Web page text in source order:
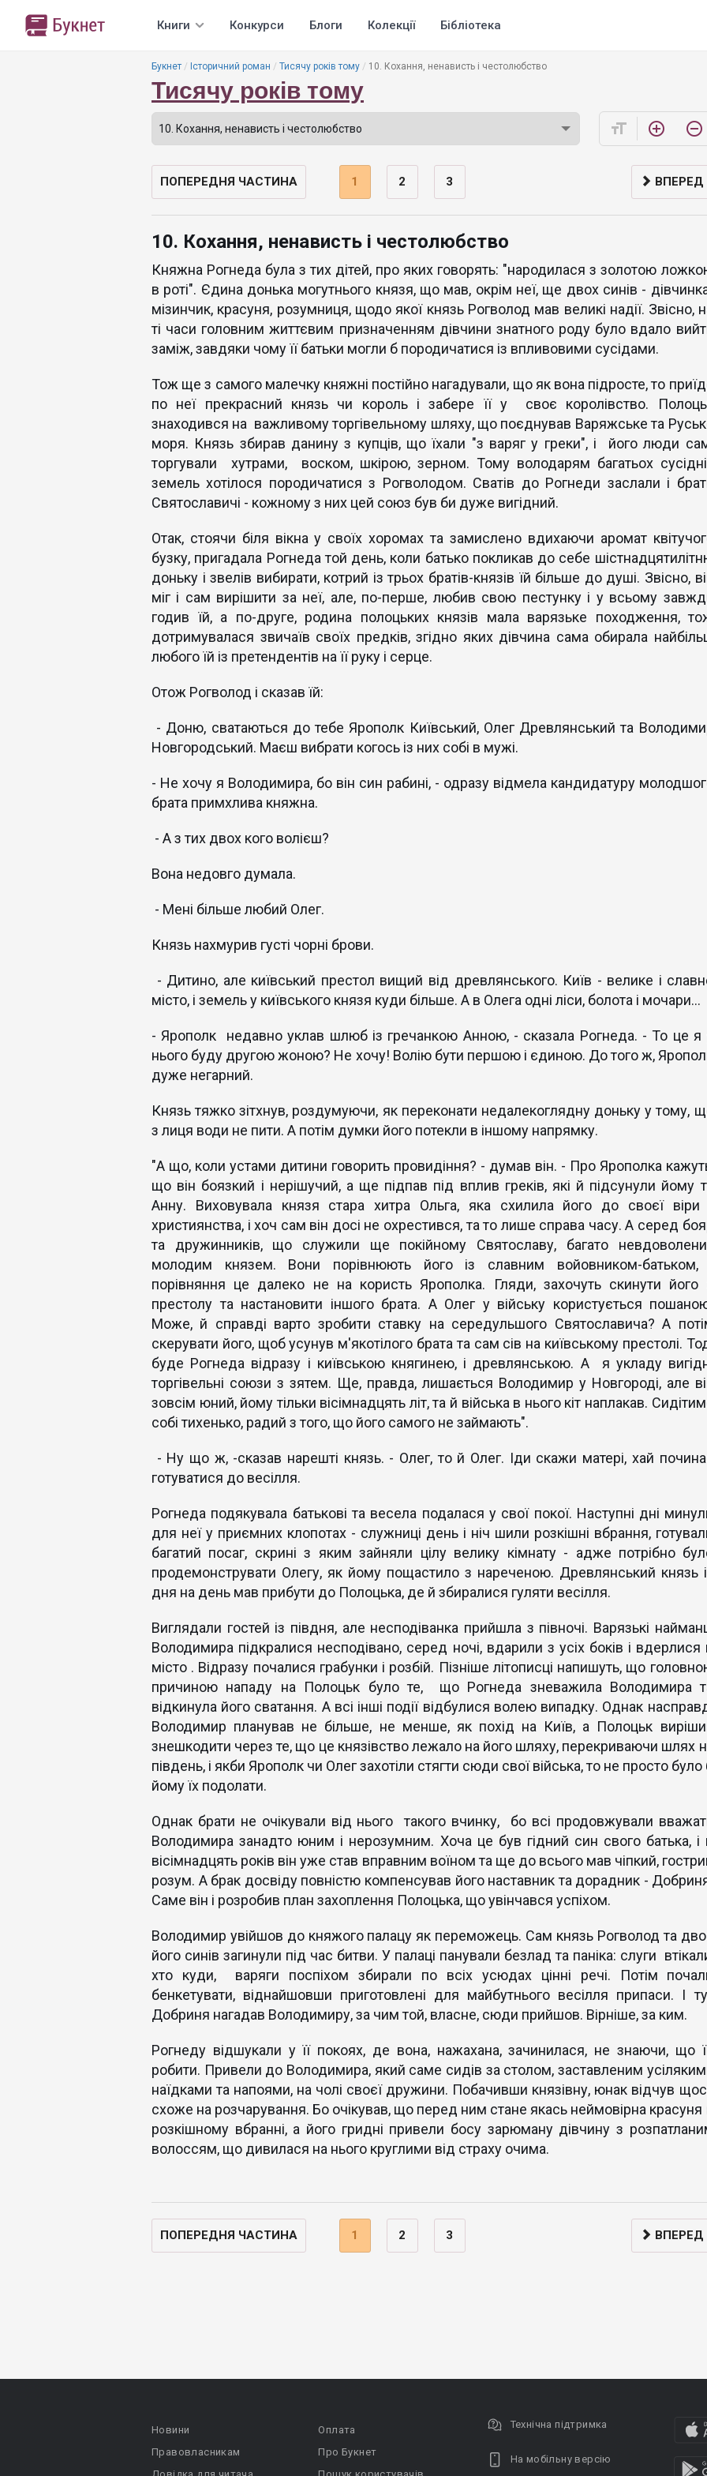
Книги Конкурси Блоги Колекції Бібліотека
Букнет Історичний роман Тисячу років тому 10. Кохання, ненависть і честолюбство
Тисячу років тому
format_size add_circle_outline remove_circle_outline
ПОПЕРЕДНЯ ЧАСТИНА 1 2 3 ВПЕРЕД
10. Кохання, ненависть і честолюбство
Княжна Рогнеда була з тих дітей, про яких говорять: "народилася з золотою
в роті". Єдина донька могутнього князя, що мав, окрім неї, ще двох синів -
мізинчик, красуня, розумниця, щодо якої князь Рогволод мав великі надії. Звісно,
ті часи головним життєвим призначенням дівчини знатного роду було вдало
заміж, завдяки чому її батьки могли б породичатися із впливовими сусідами.
Тож ще з самого малечку княжні постійно нагадували, що як вона підросте, то
по неї прекрасний князь чи король і забере її у своє королівство.
знаходився на важливому торгівельному шляху, що поєднував Варяжське та
моря. Князь збирав данину з купців, що їхали "з варяг у греки", і його люди
торгували хутрами, воском, шкірою, зерном. Тому володарям багатьох
земель хотілося породичатися з Рогволодом. Сватів до Рогнеди заслали і
Святославичі - кожному з них цей союз був би дуже вигідний.
Отак, стоячи біля вікна у своїх хоромах та замислено вдихаючи аромат
бузку, пригадала Рогнеда той день, коли батько покликав до себе
доньку і звелів вибирати, котрий із трьох братів-князів їй більше до душі. Звісно,
міг і сам вирішити за неї, але, по-перше, любив свою пестунку і у всьому
годив їй, а по-друге, родина полоцьких князів мала варязьке походження,
дотримувалася звичаїв своїх предків, згідно яких дівчина сама обирала
любого їй із претендентів на її руку і серце.
Отож Рогволод і сказав їй:
- Доню, сватаються до тебе Ярополк Київський, Олег Древлянський та
Новгородський. Маєш вибрати когось із них собі в мужі.
- Не хочу я Володимира, бо він син рабині, - одразу відмела кандидатуру
брата примхлива княжна.
- А з тих двох кого волієш?
Вона недовго думала.
- Мені більше любий Олег.
Князь нахмурив густі чорні брови.
- Дитино, але київський престол вищий від древлянського. Київ - велике і
місто, і земель у київського князя куди більше. А в Олега одні ліси, болота і мочари...
- Ярополк недавно уклав шлюб із гречанкою Анною, - сказала Рогнеда. - То це я
нього буду другою жоною? Не хочу! Волію бути першою і єдиною. До того ж,
дуже негарний.
Князь тяжко зітхнув, роздумуючи, як переконати недалекоглядну доньку у тому,
з лиця води не пити. А потім думки його потекли в іншому напрямку.
"А що, коли устами дитини говорить провидіння? - думав він. - Про Ярополка
що він боязкий і нерішучий, а ще підпав під вплив греків, які й підсунули йому
Анну. Виховувала князя стара хитра Ольга, яка схилила його до своєї віри
християнства, і хоч сам він досі не охрестився, та то лише справа часу. А серед
та дружинників, що служили ще покійному Святославу, багато
молодим князем. Вони порівнюють його із славним войовником-батьком,
порівняння це далеко не на користь Ярополка. Гляди, захочуть скинути його
престолу та настановити іншого брата. А Олег у війську користується
Може, й справді варто зробити ставку на середульшого Святославича? А
скерувати його, щоб усунув м'якотілого брата та сам сів на київському престолі.
буде Рогнеда відразу і київською княгинею, і древлянською. А я укладу
торгівельні союзи з зятем. Ще, правда, лишається Володимир у Новгороді, але
зовсім юний, йому тільки вісімнадцять літ, та й війська в нього кіт наплакав.
собі тихенько, радий з того, що його самого не займають".
- Ну що ж, -сказав нарешті князь. - Олег, то й Олег. Іди скажи матері, хай
готуватися до весілля.
Рогнеда подякувала батькові та весела подалася у свої покої. Наступні дні
для неї у приємних клопотах - служниці день і ніч шили розкішні вбрання,
багатий посаг, скрині з яким зайняли цілу велику кімнату - адже потрібно
продемонструвати Олегу, як йому пощастило з нареченою. Древлянський князь
дня на день мав прибути до Полоцька, де й збиралися гуляти весілля.
Виглядали гостей із півдня, але несподіванка прийшла з півночі. Варязькі
Володимира підкралися несподівано, серед ночі, вдарили з усіх боків і вдерлися
місто . Відразу почалися грабунки і розбій. Пізніше літописці напишуть, що
причиною нападу на Полоцьк було те, що Рогнеда зневажила Володимира
відкинула його сватання. А всі інші події відбулися волею випадку. Однак
Володимир планував не більше, не менше, як похід на Київ, а Полоцьк
знешкодити через те, що це князівство лежало на його шляху, перекриваючи шлях
південь, і якби Ярополк чи Олег захотіли стягти сюди свої війська, то не просто було
йому їх подолати.
Однак брати не очікували від нього такого вчинку, бо всі продовжували
Володимира занадто юним і нерозумним. Хоча це був гідний син свого батька, і
вісімнадцять років він уже став вправним воїном та ще до всього мав чіпкий,
розум. А брак досвіду повністю компенсував його наставник та дорадник -
Саме він і розробив план захоплення Полоцька, що увінчався успіхом.
Володимир увійшов до княжого палацу як переможець. Сам князь Рогволод та
його синів загинули під час битви. У палаці панували безлад та паніка: слуги
хто куди, варяги поспіхом збирали по всіх усюдах цінні речі. Потім
бенкетувати, віднайшовши приготовлені для майбутнього весілля припаси. І
Добриня нагадав Володимиру, за чим той, власне, сюди прийшов. Вірніше, за ким.
Рогнеду відшукали у її покоях, де вона, нажахана, зачинилася, не знаючи, що
робити. Привели до Володимира, який саме сидів за столом, заставленим
наїдками та напоями, на чолі своєї дружини. Побачивши князівну, юнак відчув
схоже на розчарування. Бо очікував, що перед ним стане якась неймовірна красуня
розкішному вбранні, а його гридні привели босу зарюману дівчину з
волоссям, що дивилася на нього круглими від страху очима.
ПОПЕРЕДНЯ ЧАСТИНА 1 2 3 ВПЕРЕД
Новини
Правовласникам
Оплата
Про Букнет
Технічна підтримка
На мобільну версію